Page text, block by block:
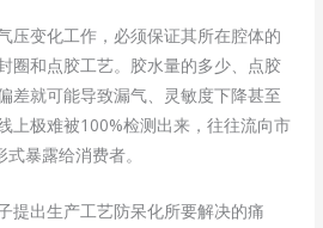
压变化工作，必须保证其所在腔体的
圈和点胶工艺。胶水量的多少、点胶
差就可能导致漏气、灵敏度下降甚至
上极难被100%检测出来，往往流向市
暴露给消费者。
提出生产工艺防呆化所要解决的痛